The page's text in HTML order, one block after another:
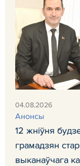
04.08.2026
Анонсы
12 жніўня
грамадзян
выканаўчага